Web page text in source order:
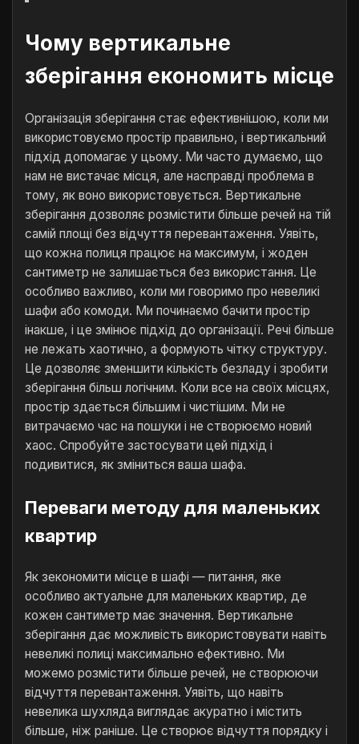
Чому вертикальне
зберігання економить місце
Організація зберігання стає ефективнішою, коли ми
використовуємо простір правильно, і вертикальний
підхід допомагає у цьому. Ми часто думаємо, що
нам не вистачає місця, але насправді проблема в
тому, як воно використовується. Вертикальне
зберігання дозволяє розмістити більше речей на тій
самій площі без відчуття перевантаження. Уявіть,
що кожна полиця працює на максимум, і жоден
сантиметр не залишається без використання. Це
особливо важливо, коли ми говоримо про невеликі
шафи або комоди. Ми починаємо бачити простір
інакше, і це змінює підхід до організації. Речі більше
не лежать хаотично, а формують чітку структуру.
Це дозволяє зменшити кількість безладу і зробити
зберігання більш логічним. Коли все на своїх місцях,
простір здається більшим і чистішим. Ми не
витрачаємо час на пошуки і не створюємо новий
хаос. Спробуйте застосувати цей підхід і
подивитися, як зміниться ваша шафа.
Переваги методу для маленьких
квартир
Як зекономити місце в шафі — питання, яке
особливо актуальне для маленьких квартир, де
кожен сантиметр має значення. Вертикальне
зберігання дає можливість використовувати навіть
невеликі полиці максимально ефективно. Ми
можемо розмістити більше речей, не створюючи
відчуття перевантаження. Уявіть, що навіть
невелика шухляда виглядає акуратно і містить
більше, ніж раніше. Це створює відчуття порядку і